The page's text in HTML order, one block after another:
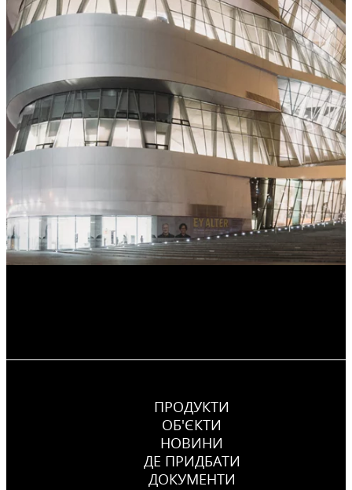
ПРОДУКТИ
ОБ'ЄКТИ
НОВИНИ
ДЕ ПРИДБАТИ
ДОКУМЕНТИ